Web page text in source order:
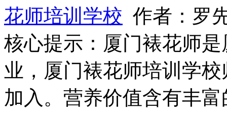
花师培训学校 作者：罗
核心提示：厦门裱花师
业，厦门裱花师培训学
加入。营养价值含有丰